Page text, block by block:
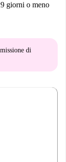
giorni o meno
di